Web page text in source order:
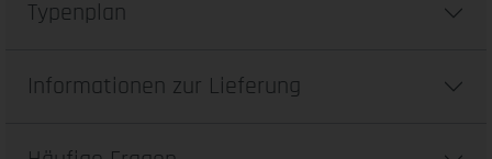
Typenplan
Informationen zur Lieferung